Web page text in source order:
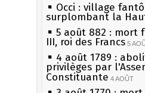
Occi : village
surplombant la
5 août 882 : mort
III, roi des Francs 5
4 août 1789 :
privilèges par
Constituante 4 AOÛT